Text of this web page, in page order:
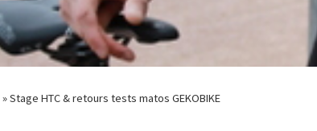
»Stage HTC & retours tests matos GEKOBIKE